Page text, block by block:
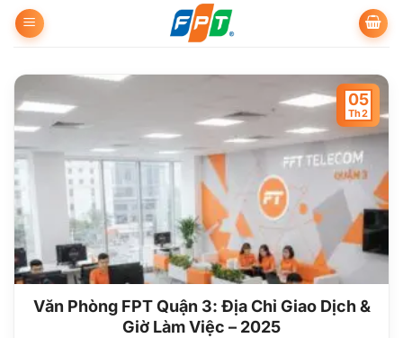
qua
dung
Văn Phòng FPT Quận 3: Địa Chỉ Giao Dịch &
Giờ Làm Việc – 2025
05
Th2